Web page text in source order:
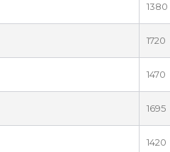
1380
1720
1470
1695
1420